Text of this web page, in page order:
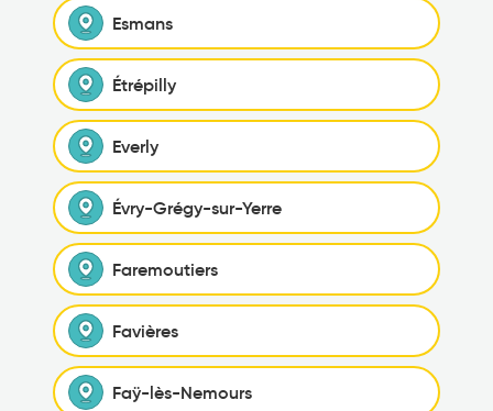
Esmans
Étrépilly
Everly
Évry-Grégy-sur-Yerre
Faremoutiers
Favières
Faÿ-lès-Nemours